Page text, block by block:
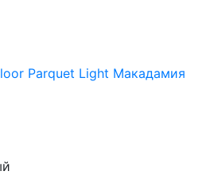
Parquet Light Макадамия